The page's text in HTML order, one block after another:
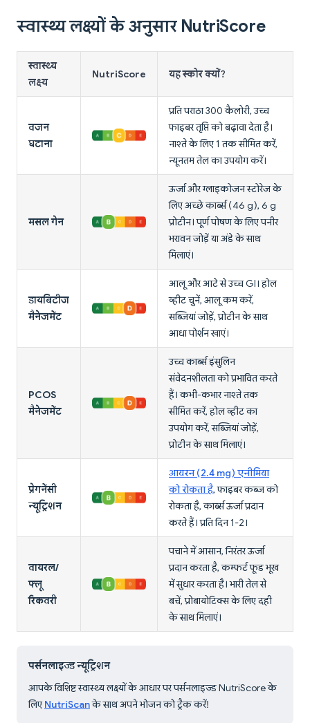
स्वास्थ्य लक्ष्यों के अनुसार NutriScore
स्वास्थ्य
लक्ष्य
NutriScore यह स्कोर क्यों?
वजन
घटाना
प्रति पराठा 300 कैलोरी, उच्च
फाइबर तृप्ति को बढ़ावा देता है।
नाश्ते के लिए 1 तक सीमित करें,
न्यूनतम तेल का उपयोग करें।
मसल गेन
ऊर्जा और ग्लाइकोजन स्टोरेज के
लिए अच्छे कार्ब्स (46 g), 6 g
प्रोटीन। पूर्ण पोषण के लिए पनीर
भरावन जोड़ें या अंडे के साथ
मिलाएं।
डायबिटीज
मैनेजमेंट
आलू और आटे से उच्च GI। होल
व्हीट चुनें, आलू कम करें,
सब्जियां जोड़ें, प्रोटीन के साथ
आधा पोर्शन खाएं।
PCOS
मैनेजमेंट
उच्च कार्ब्स इंसुलिन
संवेदनशीलता को प्रभावित करते
हैं। कभी-कभार नाश्ते तक
सीमित करें, होल व्हीट का
उपयोग करें, सब्जियां जोड़ें,
प्रोटीन के साथ मिलाएं।
प्रेगनेंसी
न्यूट्रिशन
आयरन (2.4 mg) एनीमिया
को रोकता है, फाइबर कब्ज को
रोकता है, कार्ब्स ऊर्जा प्रदान
करते हैं। प्रति दिन 1-2।
वायरल/
फ्लू
रिकवरी
पचाने में आसान, निरंतर ऊर्जा
प्रदान करता है, कम्फर्ट फूड भूख
में सुधार करता है। भारी तेल से
बचें, प्रोबायोटिक्स के लिए दही
के साथ मिलाएं।
पर्सनलाइज्ड न्यूट्रिशन
आपके विशिष्ट स्वास्थ्य लक्ष्यों के आधार पर पर्सनलाइज्ड NutriScore के
लिए NutriScanके साथ अपने भोजन को ट्रैक करें!